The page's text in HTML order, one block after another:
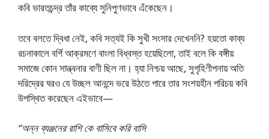
কবি ভারতচন্দ্র তাঁর কাব্যে সুনিপুণভাবে এঁকেছেন।
তবে বলতে দ্বিধা নেই, কবি সত্যই কি সুখী সংসার দেখেননি? হয়তো কাব্য
রচনাকালে বর্গি আক্রমণে বাংলা বিধ্বস্ত হয়েছিলো, তাই বলে কি বঙ্গীয়
সমাজে কোন সান্ত্বনার বাণী ছিল না। হ্যা নিশ্চয় আছে, সুগৃহিণীপনায় অতি
দরিদ্রের ঘরও যে উচ্ছল আনন্দে ভরে উঠতে পারে তার সংশয়হীন পরিচয় কবি
উপস্থিত করেছেন এইভাবে—
“অন্ন ব্যঞ্জনের রাশি কে বাসিবে করি বাসি